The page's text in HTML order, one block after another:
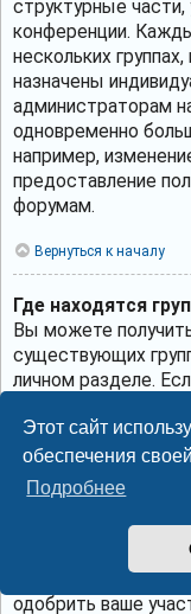
Этот сайт
обеспечения
Подробнее
структурные
конференции.
нескольких
назначены
администраторам
одновременно
например,
предоставление
форумам.
Вернуться к началу
Где находятся
Вы можете
существующих
личном разделе.
нажмите
общедоступны.
для вступления в
скрытыми. Если
запросить
кнопке. Если
вы можете
соответствующей
одобрить ваше